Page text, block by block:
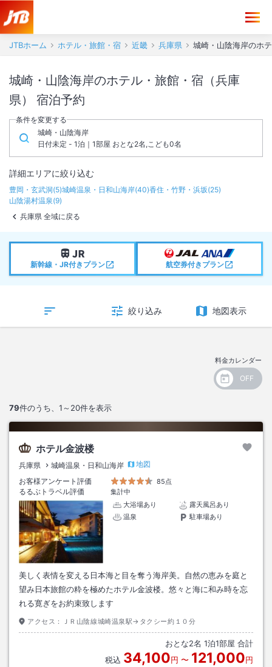
JTBホーム ホテル・旅館・宿 近畿 兵庫県 城崎・山陰海岸のホ
城崎・山陰海岸のホテル・旅館・宿（兵庫
県） 宿泊予約
条件を変更する
城崎・山陰海岸
日付未定 - 1泊｜1部屋 おとな2名,こども0名
詳細エリアに絞り込む
豊岡・玄武洞(5)城崎温泉・日和山海岸(40)香住・竹野・浜坂(25)
山陰湯村温泉(9)
兵庫県 全域に戻る
新幹線・JR付きプラン 航空券付きプラン
絞り込み 地図表示
料金カレンダー
79件のうち、 1～20件を表示
ホテル金波楼
兵庫県 城崎温泉・日和山海岸
地図
お客様アンケート評価
85点
るるぶトラベル評価
集計中
大浴場あり
露天風呂あり
温泉
駐車場あり
美しく表情を変える日本海と目を奪う海岸美。自然の恵みを庭と
望み日本旅館の粋を極めたホテル金波楼。悠々と海に和み時を忘
れる寛ぎをお約束致します
アクセス： ＪＲ山陰線城崎温泉駅→タクシー約１０分
おとな2名 1泊1部屋 合計
税込 34,100円 〜 121,000円